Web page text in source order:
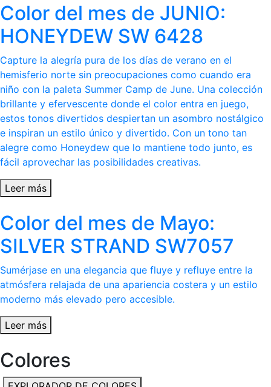
Color del mes de JUNIO:
HONEYDEW SW 6428
Capture la alegría pura de los días de verano en el
hemisferio norte sin preocupaciones como cuando era
niño con la paleta Summer Camp de June. Una colección
brillante y efervescente donde el color entra en juego,
estos tonos divertidos despiertan un asombro nostálgico
e inspiran un estilo único y divertido. Con un tono tan
alegre como Honeydew que lo mantiene todo junto, es
fácil aprovechar las posibilidades creativas.
Leer más
Color del mes de Mayo:
SILVER STRAND SW7057
Sumérjase en una elegancia que fluye y refluye entre la
atmósfera relajada de una apariencia costera y un estilo
moderno más elevado pero accesible.
Leer más
Colores